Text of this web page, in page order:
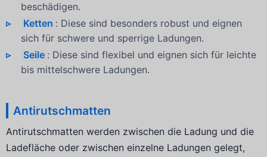
beschädigen.
Ketten : Diese sind besonders robust und eignen
sich für schwere und sperrige Ladungen.
Seile : Diese sind flexibel und eignen sich für leichte
bis mittelschwere Ladungen.
Antirutschmatten
Antirutschmatten werden zwischen die Ladung und die
Ladefläche oder zwischen einzelne Ladungen gelegt,